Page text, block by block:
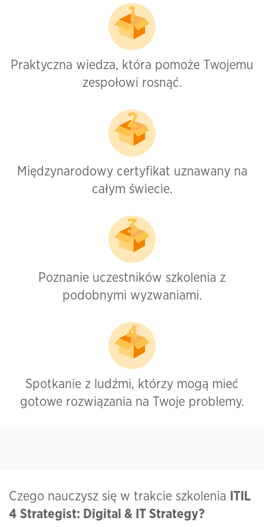
Praktyczna wiedza, która pomoże Twojemu
zespołowi rosnąć.
Międzynarodowy certyfikat uznawany na
całym świecie.
Poznanie uczestników szkolenia z
podobnymi wyzwaniami.
Spotkanie z ludźmi, którzy mogą mieć
gotowe rozwiązania na Twoje problemy.
Czego nauczysz się w trakcie szkolenia ITIL
4 Strategist: Digital & IT Strategy?